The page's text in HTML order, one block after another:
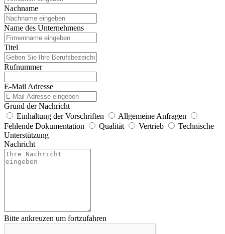
Nachname
Name des Unternehmens
Titel
Rufnummer
E-Mail Adresse
Grund der Nachricht
Einhaltung der Vorschriften
Allgemeine Anfragen
Fehlende Dokumentation
Qualität Vertrieb
Technische
Unterstützung
Nachricht
Bitte ankreuzen um fortzufahren